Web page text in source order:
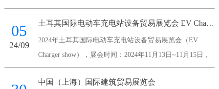
斯堡-Maude Street Sandown 2196 South Africa-南非桑顿会议
中心，主办方：南非国家展览
05
24/09
土耳其国际电动车充电站设备贸易展览会 EV Charger show
2024年土耳其国际电动车充电站设备贸易展览会（EV
Charger show），展会时间：2024年11月13日~11月15日，
展会地点：土耳其-伊斯坦布尔-伊斯坦布尔展览中心，主办
方：Voli Fuar Hizmetleri A.S.
中国（上海）国际建筑贸易展览会